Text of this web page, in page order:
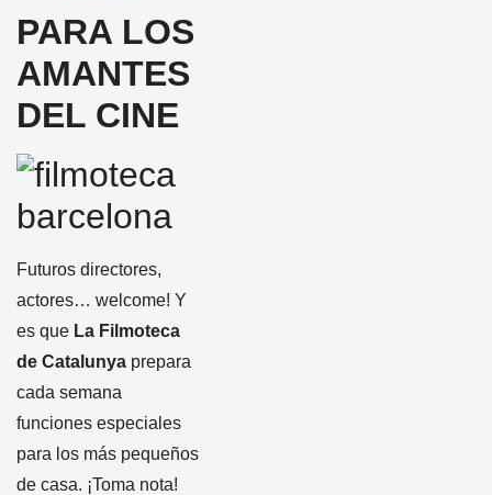
PARA LOS
AMANTES
DEL CINE
Futuros directores,
actores… welcome! Y
es que La Filmoteca
de Catalunya prepara
cada semana
funciones especiales
para los más pequeños
de casa. ¡Toma nota!